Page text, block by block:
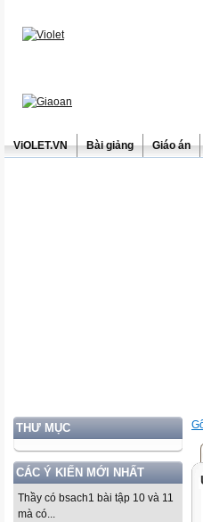
ViOLET.VN Bài giảng Giáo án
THƯ MỤC
CÁC Ý KIẾN MỚI NHẤT
Thầy có bsach1 bài tập 10 và 11
mà có...